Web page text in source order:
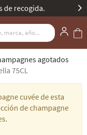
de recogida.
agotados
75CL
cuvée de esta
de champagne